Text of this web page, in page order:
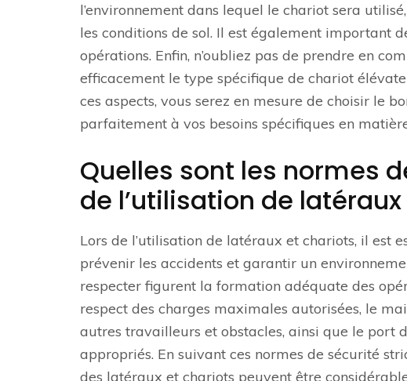
l’environnement dans lequel le chariot sera
les conditions de sol. Il est également important
opérations. Enfin, n’oubliez pas de prendre en
efficacement le type spécifique de chariot
ces aspects, vous serez en mesure de choisir le
parfaitement à vos besoins spécifiques en
Quelles sont les normes
de l’utilisation de
Lors de l’utilisation de latéraux et chariots, il est
prévenir les accidents et garantir un
respecter figurent la formation adéquate des
respect des charges maximales autorisées, le
autres travailleurs et obstacles, ainsi que le port
appropriés. En suivant ces normes de sécurité
des latéraux et chariots peuvent être